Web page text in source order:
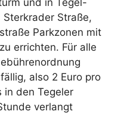
Straße,
Parkzonen mit
errichten. Für alle
also 2 Euro pro
in den Tegeler
verlangt